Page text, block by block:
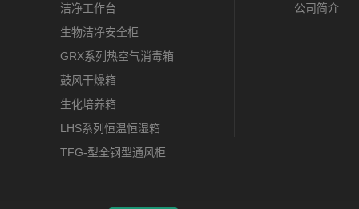
洁净工作台
生物洁净安全柜
GRX系列热空气消毒箱
鼓风干燥箱
生化培养箱
LHS系列恒温恒湿箱
TFG-型全钢型通风柜
公司简介